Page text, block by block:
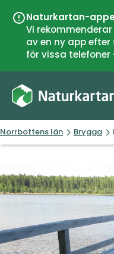
Naturkartan-
Vi
av en ny app
för vissa
Norrbottens län Brygga